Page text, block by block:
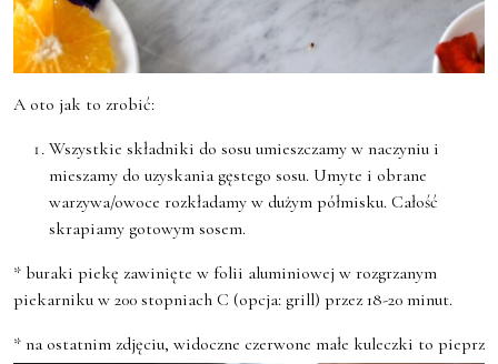
A oto jak to zrobić:
Wszystkie składniki do sosu umieszczamy w naczyniu i
mieszamy do uzyskania gęstego sosu. Umyte i obrane
warzywa/owoce rozkładamy w dużym półmisku. Całość
skrapiamy gotowym sosem.
* buraki piekę zawinięte w folii aluminiowej w rozgrzanym
piekarniku w 200 stopniach C (opcja: grill) przez 18-20 minut.
* na ostatnim zdjęciu, widoczne czerwone małe kuleczki to pieprz